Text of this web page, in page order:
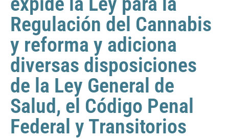
Regulación del Cannabis
y reforma y adiciona
diversas disposiciones
de la Ley General de
Salud, el Código Penal
Federal y Transitorios